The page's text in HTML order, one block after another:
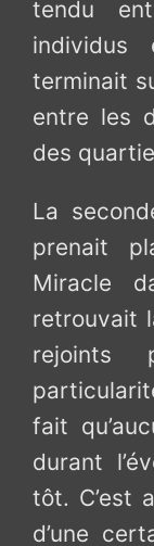
tendu
terminait
entre les
des
La
prenait
Miracle
retrouvait
rejoints
fait
durant
tôt. C’est
d’une